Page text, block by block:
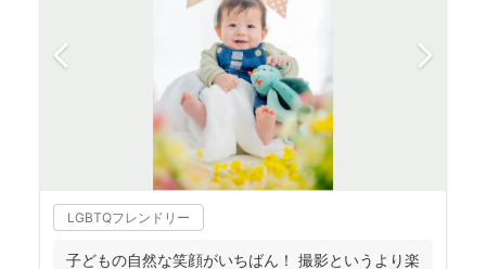
LGBTQフレンドリー
子どもの自然な笑顔がいちばん！ 撮影というより楽